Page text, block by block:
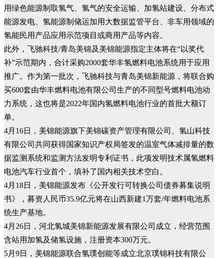
用绿色能源制取氢气、氢气的安全运输、加氢站建设、分布式
能源发电、氢能源制储运加用大数据监管平台、非车用领域的
氢能民用产品应用示范项目或商用产品等内容。
此外，飞驰科技/青岛美锦及美锦能源指定主体将在“以奖代
补”示范期内，合计采购2000套华丰氢燃料电池系统用于应用
推广。作为第一批次，飞驰科技与青岛美锦新能源，将联合购
买600套由华丰燃料电池有限公司生产的不同型号燃料电池动
力系统，这也将是2022年国内氢燃料电池行业的首批大额订
单。
4月16日，美锦能源旗下美锦碳资产管理有限公司、氢山科技
有限公司共同获得国家知识产权局签发的温室气体减排量的数
据监测系统和监测方法发明专利证书，此项发明技术属氢燃料
电池汽车行业首个，填补了国内相关技术空白。
4月18日，美锦能源发布《公开发行可转换公司债券募集说明
书》，募资人民币35.9亿元将在山西新建1万套/年燃料电池系
统生产基地。
4月26日，河北氢城美锦新能源发展有限公司成立，经营范围
含站用加氢及储氢设施，注册资本300万元。
5月9日，美锦能源联合氢璞创能等成立北京璞锦科技有限公